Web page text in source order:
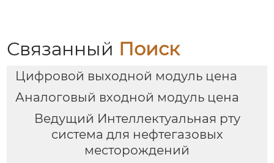
Связанный Поиск
Цифровой выходной модуль цена
Аналоговый входной модуль цена
Ведущий Интеллектуальная рту
система для нефтегазовых
месторождений